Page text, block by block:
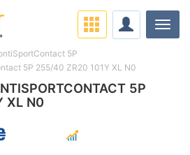
5P
XL N0
5P
5P 255/40 ZR20 101Y XL N0